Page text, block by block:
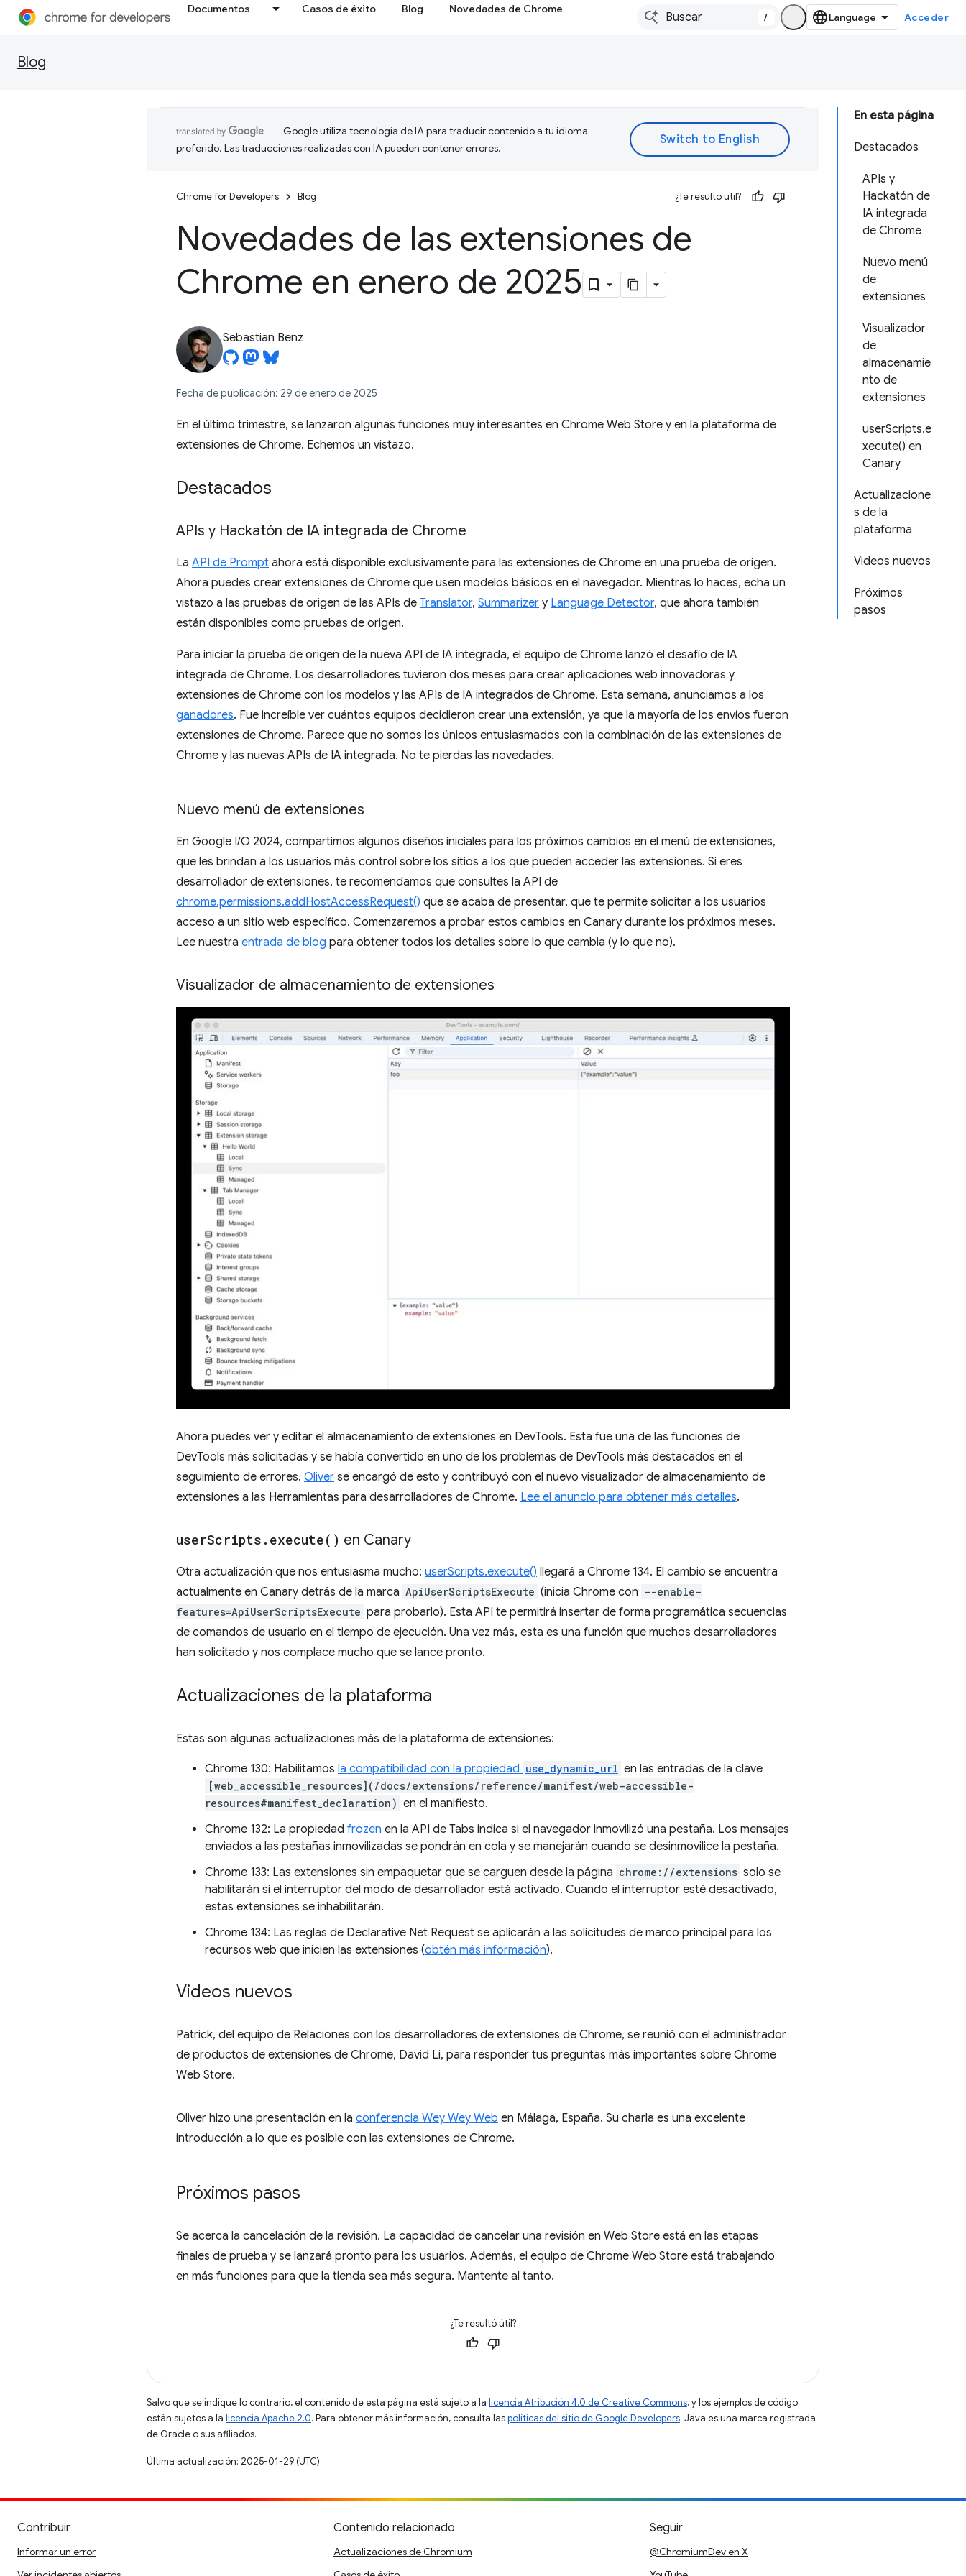
Documentos Casos de éxito Blog Novedades de Chrome
/ Acceder
Blog
En esta página
Destacados
APIs y
Hackatón de
IA integrada
de Chrome
Nuevo menú
de
extensiones
Visualizador
de
almacenamie
nto de
extensiones
userScripts.e
xecute() en
Canary
Actualizacione
s de la
plataforma
Videos nuevos
Próximos
pasos
Google utiliza tecnología de IA para traducir contenido a tu idioma
preferido. Las traducciones realizadas con IA pueden contener errores.
Chrome for Developers Blog ¿Te resultó útil?
Novedades de las extensiones de
Chrome en enero de 2025
Sebastian Benz
Fecha de publicación: 29 de enero de 2025
En el último trimestre, se lanzaron algunas funciones muy interesantes en Chrome Web Store y en la plataforma de
extensiones de Chrome. Echemos un vistazo.
Destacados
APIs y Hackatón de IA integrada de Chrome
La API de Prompt ahora está disponible exclusivamente para las extensiones de Chrome en una prueba de origen.
Ahora puedes crear extensiones de Chrome que usen modelos básicos en el navegador. Mientras lo haces, echa un
vistazo a las pruebas de origen de las APIs de Translator, Summarizer y Language Detector, que ahora también
están disponibles como pruebas de origen.
Para iniciar la prueba de origen de la nueva API de IA integrada, el equipo de Chrome lanzó el desafío de IA
integrada de Chrome. Los desarrolladores tuvieron dos meses para crear aplicaciones web innovadoras y
extensiones de Chrome con los modelos y las APIs de IA integrados de Chrome. Esta semana, anunciamos a los
ganadores. Fue increíble ver cuántos equipos decidieron crear una extensión, ya que la mayoría de los envíos fueron
extensiones de Chrome. Parece que no somos los únicos entusiasmados con la combinación de las extensiones de
Chrome y las nuevas APIs de IA integrada. No te pierdas las novedades.
Nuevo menú de extensiones
En Google I/O 2024, compartimos algunos diseños iniciales para los próximos cambios en el menú de extensiones,
que les brindan a los usuarios más control sobre los sitios a los que pueden acceder las extensiones. Si eres
desarrollador de extensiones, te recomendamos que consultes la API de
chrome.permissions.addHostAccessRequest() que se acaba de presentar, que te permite solicitar a los usuarios
acceso a un sitio web específico. Comenzaremos a probar estos cambios en Canary durante los próximos meses.
Lee nuestra entrada de blog para obtener todos los detalles sobre lo que cambia (y lo que no).
Visualizador de almacenamiento de extensiones
Ahora puedes ver y editar el almacenamiento de extensiones en DevTools. Esta fue una de las funciones de
DevTools más solicitadas y se había convertido en uno de los problemas de DevTools más destacados en el
seguimiento de errores. Oliver se encargó de esto y contribuyó con el nuevo visualizador de almacenamiento de
extensiones a las Herramientas para desarrolladores de Chrome. Lee el anuncio para obtener más detalles.
userScripts . execute( ) en Canary
Otra actualización que nos entusiasma mucho: userScripts.execute() llegará a Chrome 134. El cambio se encuentra
actualmente en Canary detrás de la marca ApiUserScriptsExecute (inicia Chrome con --enable-
features=ApiUserScriptsExecute para probarlo). Esta API te permitirá insertar de forma programática secuencias
de comandos de usuario en el tiempo de ejecución. Una vez más, esta es una función que muchos desarrolladores
han solicitado y nos complace mucho que se lance pronto.
Actualizaciones de la plataforma
Estas son algunas actualizaciones más de la plataforma de extensiones:
Chrome 130: Habilitamos la compatibilidad con la propiedad use_dynamic_url en las entradas de la clave
[web_accessible_resources](/docs/extensions/reference/manifest/web-accessible-
resources#manifest_declaration) en el manifiesto.
Chrome 132: La propiedad frozen en la API de Tabs indica si el navegador inmovilizó una pestaña. Los mensajes
enviados a las pestañas inmovilizadas se pondrán en cola y se manejarán cuando se desinmovilice la pestaña.
Chrome 133: Las extensiones sin empaquetar que se carguen desde la página chrome://extensions solo se
habilitarán si el interruptor del modo de desarrollador está activado. Cuando el interruptor esté desactivado,
estas extensiones se inhabilitarán.
Chrome 134: Las reglas de Declarative Net Request se aplicarán a las solicitudes de marco principal para los
recursos web que inicien las extensiones (obtén más información).
Videos nuevos
Patrick, del equipo de Relaciones con los desarrolladores de extensiones de Chrome, se reunió con el administrador
de productos de extensiones de Chrome, David Li, para responder tus preguntas más importantes sobre Chrome
Web Store.
Oliver hizo una presentación en la conferencia Wey Wey Web en Málaga, España. Su charla es una excelente
introducción a lo que es posible con las extensiones de Chrome.
Próximos pasos
Se acerca la cancelación de la revisión. La capacidad de cancelar una revisión en Web Store está en las etapas
finales de prueba y se lanzará pronto para los usuarios. Además, el equipo de Chrome Web Store está trabajando
en más funciones para que la tienda sea más segura. Mantente al tanto.
¿Te resultó útil?
Salvo que se indique lo contrario, el contenido de esta página está sujeto a la licencia Atribución 4.0 de Creative Commons, y los ejemplos de código
están sujetos a la licencia Apache 2.0. Para obtener más información, consulta laspolíticas del sitio de Google Developers. Java es una marca registrada
de Oracle o sus afiliados.
Última actualización: 2025-01-29 (UTC)
Contribuir
Informar un error
Contenido relacionado
Actualizaciones de Chromium
Seguir
@ChromiumDev en X